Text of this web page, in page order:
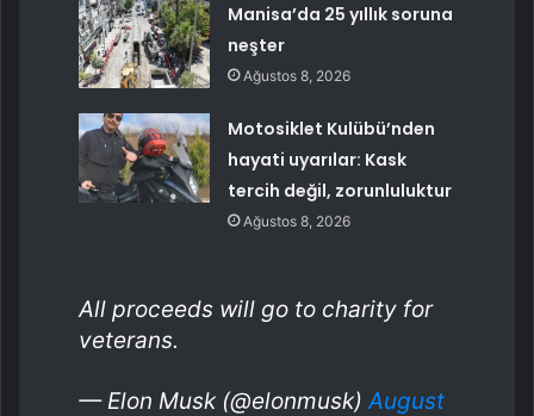
Manisa’da 25 yıllık soruna
neşter
Ağustos 8, 2026
Motosiklet Kulübü’nden
hayati uyarılar: Kask
tercih değil, zorunluluktur
Ağustos 8, 2026
All proceeds will go to charity for
veterans.
— Elon Musk (@elonmusk)August